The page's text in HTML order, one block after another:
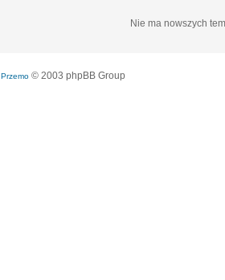
Nie ma nowszych
Przemo © 2003 phpBB Group